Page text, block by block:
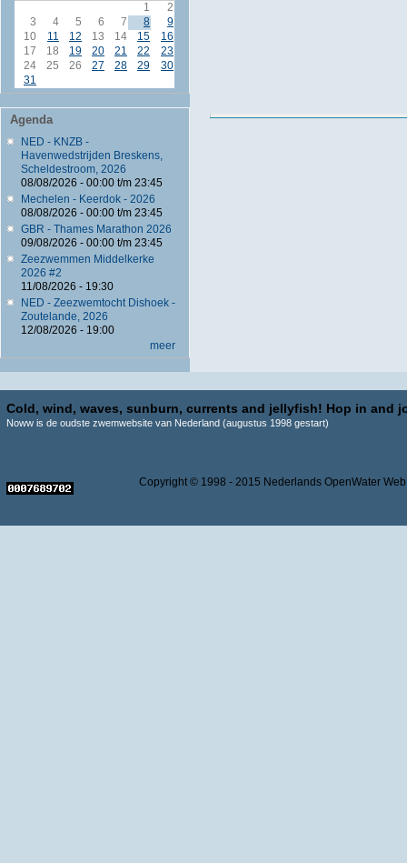
1
2
3
4 5 6 7 8
9
10
11 12 13 14 15
16
17
18 19 20 21 22
23
24
25 26 27 28 29
30
31
Agenda
NED - KNZB -
Havenwedstrijden Breskens,
Scheldestroom, 2026
08/08/2026 - 00:00t/m 23:45
Mechelen - Keerdok - 2026
08/08/2026 - 00:00t/m 23:45
GBR - Thames Marathon 2026
09/08/2026 - 00:00t/m 23:45
Zeezwemmen Middelkerke
2026 #2
11/08/2026 - 19:30
NED - Zeezwemtocht Dishoek -
Zoutelande, 2026
12/08/2026 - 19:00
meer
Cold, wind, waves, sunburn, currents and jellyfish! Hop in and
Noww is de oudste zwemwebsite van Nederland (augustus 1998 gestart)
Copyright © 1998 - 2015 Nederlands OpenWater